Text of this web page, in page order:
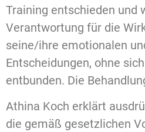
Training entschieden und
Verantwortung für die
seine/ihre emotionalen
Entscheidungen, ohne
entbunden. Die
Athina Koch erklärt
die gemäß gesetzlichen